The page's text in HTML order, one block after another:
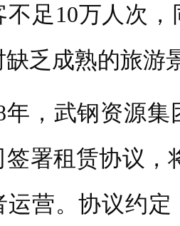
不足10万人次
乏成熟的旅游
年，武钢资源
署租赁协议，
运营。协议约